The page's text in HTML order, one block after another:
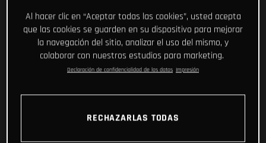
Al hacer clic en “Aceptar todas las cookies”, usted acepta
que las cookies se guarden en su dispositivo para mejorar
la navegación del sitio, analizar el uso del mismo, y
colaborar con nuestros estudios para marketing.
Declaración de confidencialidad de los datos Impresión
RECHAZARLAS TODAS